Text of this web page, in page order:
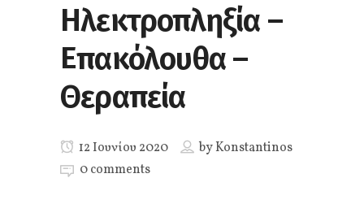
Ηλεκτροπληξία –
Επακόλουθα –
Θεραπεία
12 Ιουνίου 2020 byKonstantinos
0 comments